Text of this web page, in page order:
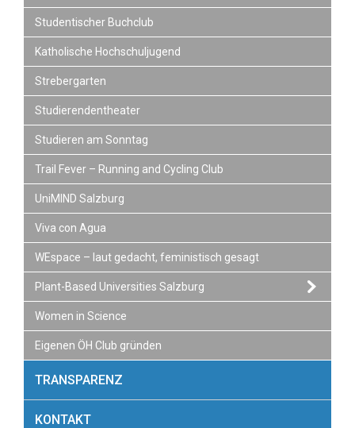
Studentischer Buchclub
Katholische Hochschuljugend
Strebergarten
Studierendentheater
Studieren am Sonntag
Trail Fever – Running and Cycling Club
UniMIND Salzburg
Viva con Agua
WEspace – laut gedacht, feministisch gesagt
Plant-Based Universities Salzburg
Women in Science
Eigenen ÖH Club gründen
TRANSPARENZ
KONTAKT